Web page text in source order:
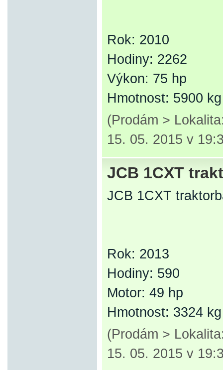
Rok: 2010
Hodiny: 2262
Výkon: 75 hp
Hmotnost: 5900 kg
(Prodám >
15. 05. 2015 v
JCB 1CXT
JCB 1CXT
Rok: 2013
Hodiny: 590
Motor: 49 hp
Hmotnost: 3324 kg
(Prodám >
15. 05. 2015 v